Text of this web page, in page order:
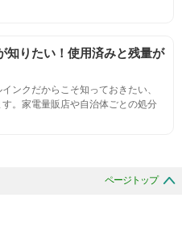
性
る。
知りたい！使用済みと残量が
ンクだからこそ知っておきたい、
。家電量販店や自治体ごとの処分
ページトップ